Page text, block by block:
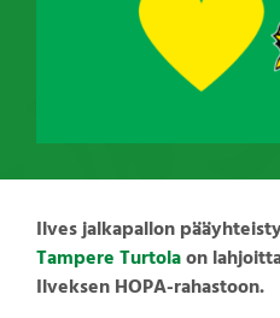
Ilves jalkapallon
Tampere Turtolaon
Ilveksen HOPA-rahastoon.